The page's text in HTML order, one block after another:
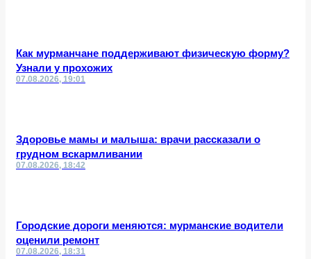
Как мурманчане поддерживают физическую форму?
Узнали у прохожих
07.08.2026, 19:01
Здоровье мамы и малыша: врачи рассказали о
грудном вскармливании
07.08.2026, 18:42
Городские дороги меняются: мурманские водители
оценили ремонт
07.08.2026, 18:31